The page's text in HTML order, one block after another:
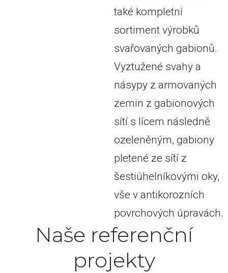
také kompletní
sortiment výrobků
svařovaných gabionů.
Vyztužené svahy a
násypy z armovaných
zemin z gabionových
sítí s lícem následně
ozeleněným, gabiony
pletené ze sítí z
šestiúhelníkovými oky,
vše v antikorozních
povrchových úpravách.
Naše referenční
projekty